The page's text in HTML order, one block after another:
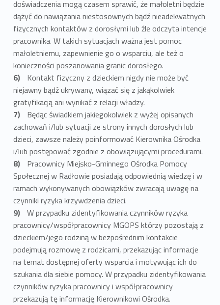
doświadczenia mogą czasem sprawić, że małoletni będzie
dążyć do nawiązania niestosownych bądź nieadekwatnych
fizycznych kontaktów z dorosłymi lub źle odczyta intencje
pracownika. W takich sytuacjach ważna jest pomoc
małoletniemu, zapewnienie go o wsparciu, ale też o
konieczności poszanowania granic dorosłego.
Kontakt fizyczny z dzieckiem nigdy nie może być
niejawny bądź ukrywany, wiązać się z jakąkolwiek
gratyfikacją ani wynikać z relacji władzy.
Będąc świadkiem jakiegokolwiek z wyżej opisanych
zachowań i/lub sytuacji ze strony innych dorosłych lub
dzieci, zawsze należy poinformować Kierownika Ośrodka
i/lub postępować zgodnie z obowiązującymi procedurami.
Pracownicy Miejsko-Gminnego Ośrodka Pomocy
Społecznej w Radłowie posiadają odpowiednią wiedzę i w
ramach wykonywanych obowiązków zwracają uwagę na
czynniki ryzyka krzywdzenia dzieci.
W przypadku zidentyfikowania czynników ryzyka
pracownicy/współpracownicy MGOPS którzy pozostają z
dzieckiem/jego rodziną w bezpośrednim kontakcie
podejmują rozmowę z rodzicami, przekazując informacje
na temat dostępnej oferty wsparcia i motywując ich do
szukania dla siebie pomocy. W przypadku zidentyfikowania
czynników ryzyka pracownicy i współpracownicy
przekazują tę informację Kierownikowi Ośrodka.